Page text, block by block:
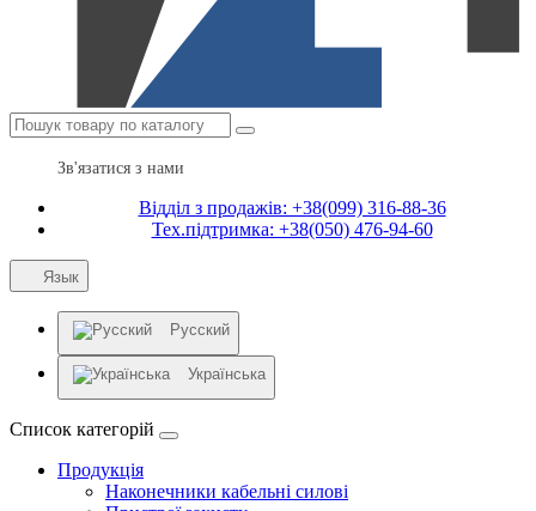
Зв'язатися з нами
Відділ з продажів: +38(099) 316-88-36
Тех.підтримка: +38(050) 476-94-60
Язык
Русский
Українська
Список категорій
Продукція
Наконечники кабельні силові